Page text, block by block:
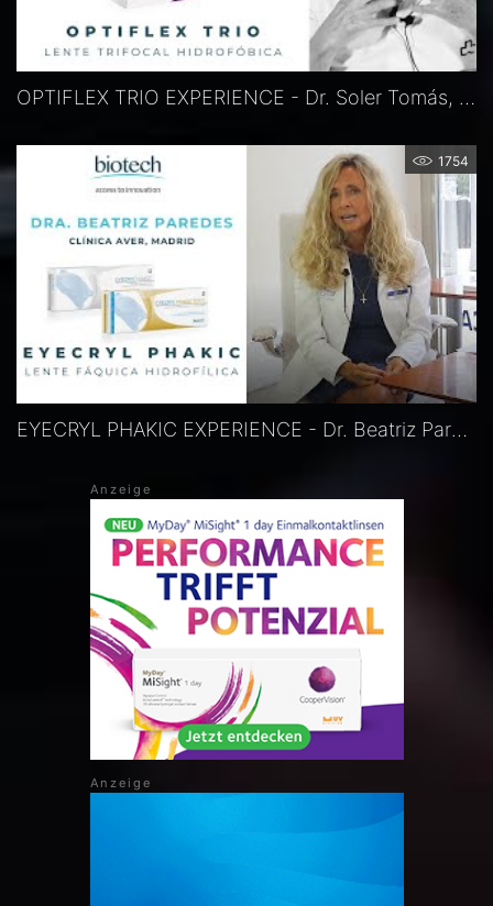
OPTIFLEX TRIO EXPERIENCE - Dr. Soler Tomás, Barcelona, Spanien
1754
EYECRYL PHAKIC EXPERIENCE - Dr. Beatriz Paredes, Madrid, Spanien